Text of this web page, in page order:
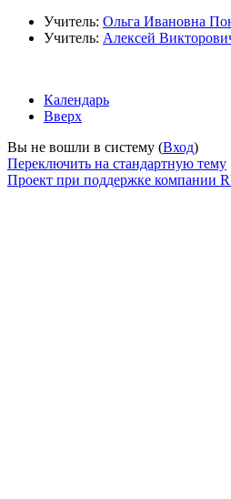
Учитель: Ольга Ивановна
Учитель: Алексей
Календарь
Вверх
Вы не вошли в систему (Вход)
Переключить на стандартную тему
Проект при поддержке компании